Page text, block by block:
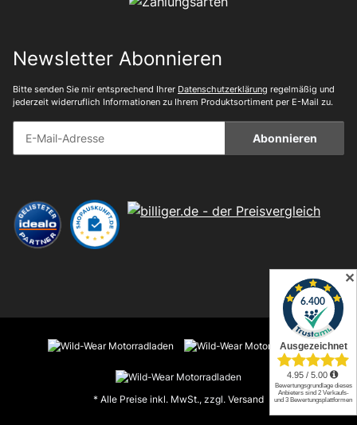
Newsletter Abonnieren
Bitte senden Sie mir entsprechend Ihrer Datenschutzerklärung regelmäßig und
jederzeit widerruflich Informationen zu Ihrem Produktsortiment per E-Mail zu.
Abonnieren
* Alle Preise inkl. MwSt., zzgl. Versand
✕